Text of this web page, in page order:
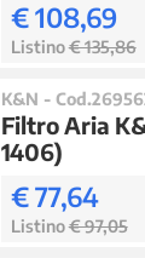
€ 108,69
Listino€ 135,86
K&N -
Filtro Aria
1406)
€ 77,64
Listino€ 97,05